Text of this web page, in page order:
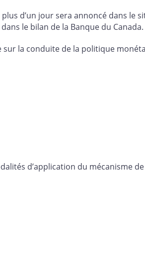
d’un jour sera annoncé dans le
le bilan de la Banque du Canada.
sur la conduite de la politique
d’application du mécanisme